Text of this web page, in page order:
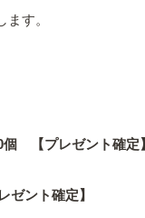
す。
個 【プレゼント確定】
ント確定】